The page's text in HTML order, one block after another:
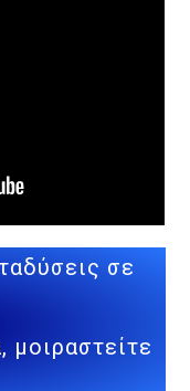
σε
μοιραστείτε